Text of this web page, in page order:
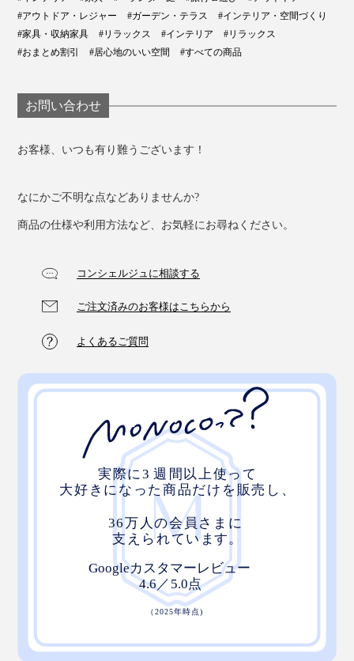
る心地よさを体験してください。
#アウトドア・レジャー
#ガーデン・テラス
#インテリア・空間づくり
#家具・収納家具
#リラックス #インテリア
#リラックス
#おまとめ割引
#居心地のいい空間 #すべての商品
お問い合わせ
お客様、いつも有り難うございます！
なにかご不明な点などありませんか?
商品の仕様や利用方法など、お気軽にお尋ねください。
コンシェルジュに相談する
ご注文済みのお客様はこちらから
よくあるご質問